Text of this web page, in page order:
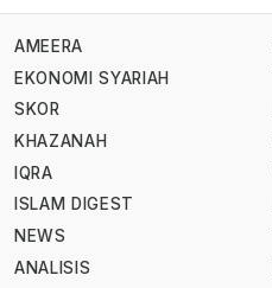
AMEERA
EKONOMI SYARIAH
SKOR
KHAZANAH
IQRA
ISLAM DIGEST
NEWS
ANALISIS